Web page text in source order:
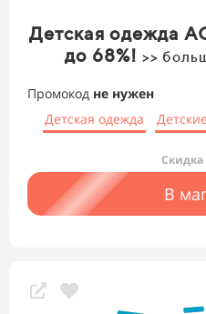
Детская одежда
до 68%! >>
Промокод не нужен
Детская одежда
Скидка
В